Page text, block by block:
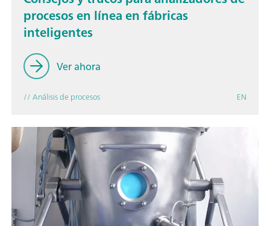
procesos en línea en fábricas
inteligentes
Ver ahora
// Análisis de procesos EN